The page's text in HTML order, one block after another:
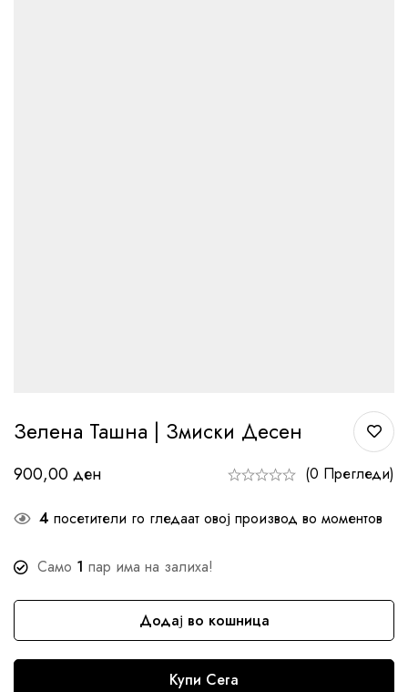
Зелена Ташна | Змиски Десен
900,00ден (0 Прегледи)
4 посетители го гледаат овој производ во моментов
Само 1 пар има на залиха!
Додај во кошница
Купи Сега